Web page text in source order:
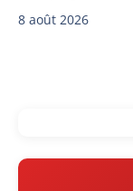
8 août 2026